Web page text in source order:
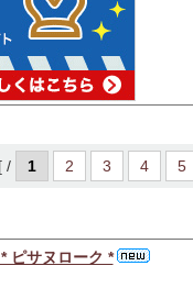
/ 1 2 3 4 5
ピサヌローク *